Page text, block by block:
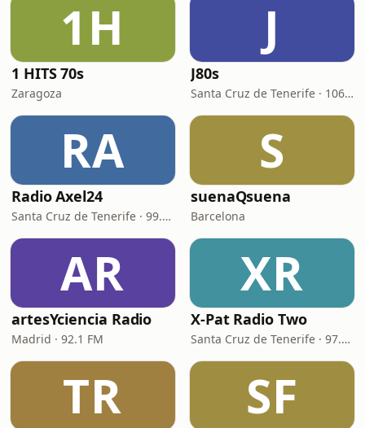
1H
1 HITS 70s
Zaragoza
J
J80s
Santa Cruz de Tenerife · 106.0 FM
RA
Radio Axel24
Santa Cruz de Tenerife · 99.3 FM
S
suenaQsuena
Barcelona
AR
artesYciencia Radio
Madrid · 92.1 FM
XR
X-Pat Radio Two
Santa Cruz de Tenerife · 97.1 - 107.4 FM
TR SF